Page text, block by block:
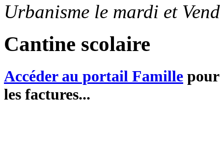
Urbanisme le mardi et
Cantine scolaire
Accéder au portail Famille
les factures...